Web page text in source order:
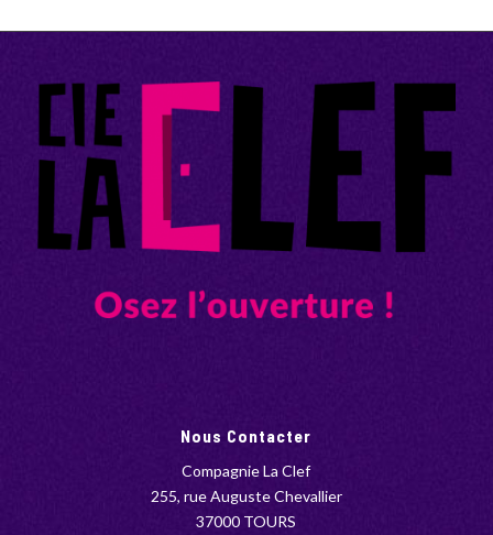
Nous Contacter
Compagnie La Clef
255, rue Auguste Chevallier
37000 TOURS